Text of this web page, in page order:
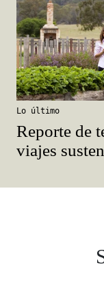
Lo último
Reporte de
viajes